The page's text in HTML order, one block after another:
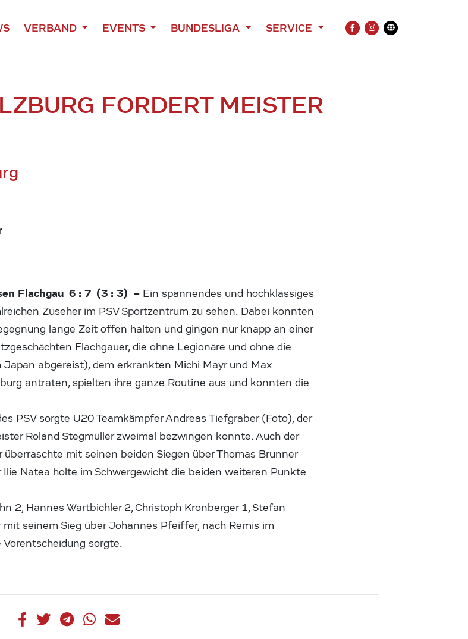
VERBAND EVENTS BUNDESLIGA SERVICE
FACEBOOK
INSTAGRAM
Übersetzung
FORDERT MEISTER
Flachgau 6 : 7 (3 : 3) – Ein spannendes und hochklassiges
Zuseher im PSV Sportzentrum zu sehen. Dabei konnten
lange Zeit offen halten und gingen nur knapp an einer
Flachgauer, die ohne Legionäre und ohne die
abgereist), dem erkrankten Michi Mayr und Max
antraten, spielten ihre ganze Routine aus und konnten die
PSV sorgte U20 Teamkämpfer Andreas Tiefgraber (Foto), der
Roland Stegmüller zweimal bezwingen konnte. Auch der
mit seinen beiden Siegen über Thomas Brunner
Ilie Natea holte im Schwergewicht die beiden weiteren Punkte
2, Hannes Wartbichler 2, Christoph Kronberger 1, Stefan
seinem Sieg über Johannes Pfeiffer, nach Remis im
sorgte.